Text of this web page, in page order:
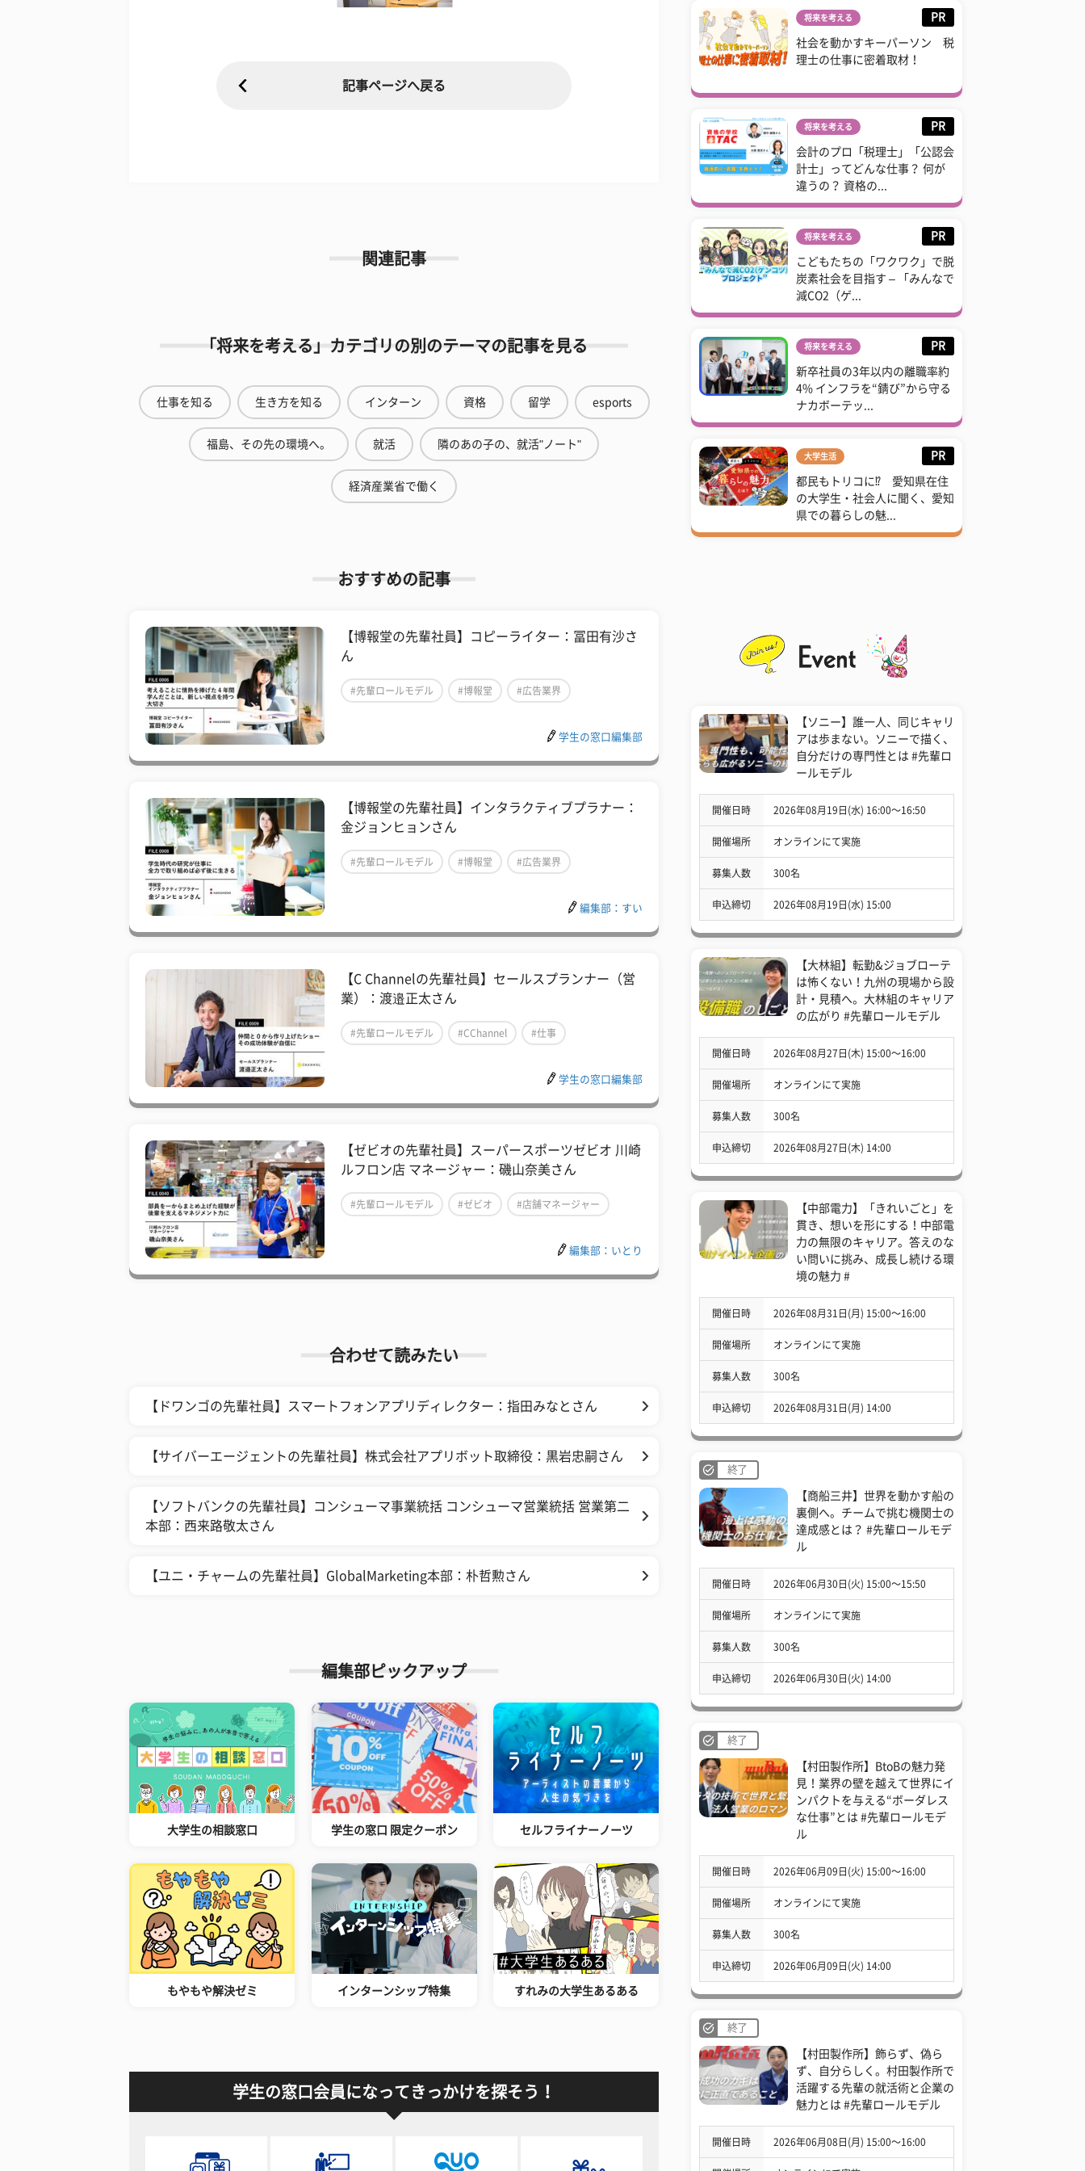
記事ページへ戻る
関連記事
「将来を考える」カテゴリの別のテーマの記事を見る
仕事を知る 生き方を知る インターン 資格 留学 esports
福島、その先の環境へ。 就活 隣のあの子の、就活"ノート"
経済産業省で働く
おすすめの記事
【博報堂の先輩社員】コピーライター：冨田有沙さ
ん
#先輩ロールモデル #博報堂 #広告業界
学生の窓口編集部
【博報堂の先輩社員】インタラクティブプラナー：
金ジョンヒョンさん
#先輩ロールモデル #博報堂 #広告業界
編集部：すい
【C Channelの先輩社員】セールスプランナー（営
業）：渡邉正太さん
#先輩ロールモデル #CChannel #仕事
学生の窓口編集部
【ゼビオの先輩社員】スーパースポーツゼビオ 川崎
ルフロン店 マネージャー：磯山奈美さん
#先輩ロールモデル #ゼビオ #店舗マネージャー
編集部：いとり
合わせて読みたい
【ドワンゴの先輩社員】スマートフォンアプリディレクター：指田みなとさん
【サイバーエージェントの先輩社員】株式会社アプリボット取締役：黒岩忠嗣さん
【ソフトバンクの先輩社員】コンシューマ事業統括 コンシューマ営業統括 営業第二
本部：西来路敬太さん
【ユニ・チャームの先輩社員】GlobalMarketing本部：朴哲勲さん
編集部ピックアップ
大学生の相談窓口 学生の窓口 限定クーポン セルフライナーノーツ
もやもや解決ゼミ インターンシップ特集 すれみの大学生あるある
学生の窓口会員になってきっかけを探そう！
将来を考える PR
社会を動かすキーパーソン 税
理士の仕事に密着取材！
将来を考える PR
会計のプロ「税理士」「公認会
計士」ってどんな仕事？ 何が
違うの？ 資格の...
将来を考える PR
こどもたちの「ワクワク」で脱
炭素社会を目指す – 「みんなで
減CO2（ゲ...
将来を考える PR
新卒社員の3年以内の離職率約
4% インフラを“錆び”から守る
ナカボーテッ...
大学生活 PR
都民もトリコに⁉ 愛知県在住
の大学生・社会人に聞く、愛知
県での暮らしの魅...
【ソニー】誰一人、同じキャリ
アは歩まない。ソニーで描く、
自分だけの専門性とは #先輩ロ
ールモデル
開催日時 2026年08月19日(水) 16:00〜16:50
開催場所 オンラインにて実施
募集人数 300名
申込締切 2026年08月19日(水) 15:00
【大林組】転勤&ジョブローテ
は怖くない！九州の現場から設
計・見積へ。大林組のキャリア
の広がり #先輩ロールモデル
開催日時 2026年08月27日(木) 15:00〜16:00
開催場所 オンラインにて実施
募集人数 300名
申込締切 2026年08月27日(木) 14:00
【中部電力】「きれいごと」を
貫き、想いを形にする！中部電
力の無限のキャリア。答えのな
い問いに挑み、成長し続ける環
境の魅力 #
開催日時 2026年08月31日(月) 15:00〜16:00
開催場所 オンラインにて実施
募集人数 300名
申込締切 2026年08月31日(月) 14:00
終了
【商船三井】世界を動かす船の
裏側へ。チームで挑む機関士の
達成感とは？ #先輩ロールモデ
ル
開催日時 2026年06月30日(火) 15:00〜15:50
開催場所 オンラインにて実施
募集人数 300名
申込締切 2026年06月30日(火) 14:00
終了
【村田製作所】BtoBの魅力発
見！業界の壁を越えて世界にイ
ンパクトを与える“ボーダレス
な仕事”とは #先輩ロールモデ
ル
開催日時 2026年06月09日(火) 15:00〜16:00
開催場所 オンラインにて実施
募集人数 300名
申込締切 2026年06月09日(火) 14:00
終了
【村田製作所】飾らず、偽ら
ず、自分らしく。村田製作所で
活躍する先輩の就活術と企業の
魅力とは #先輩ロールモデル
開催日時 2026年06月08日(月) 15:00〜16:00